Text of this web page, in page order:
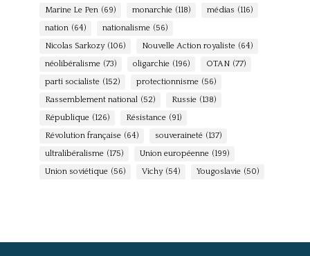
Marine Le Pen (69) monarchie (118) médias (116)
nation (64) nationalisme (56)
Nicolas Sarkozy (106) Nouvelle Action royaliste (64)
néolibéralisme (73) oligarchie (196) OTAN (77)
parti socialiste (152) protectionnisme (56)
Rassemblement national (52) Russie (138)
République (126) Résistance (91)
Révolution française (64) souveraineté (137)
ultralibéralisme (175) Union européenne (199)
Union soviétique (56) Vichy (54) Yougoslavie (50)